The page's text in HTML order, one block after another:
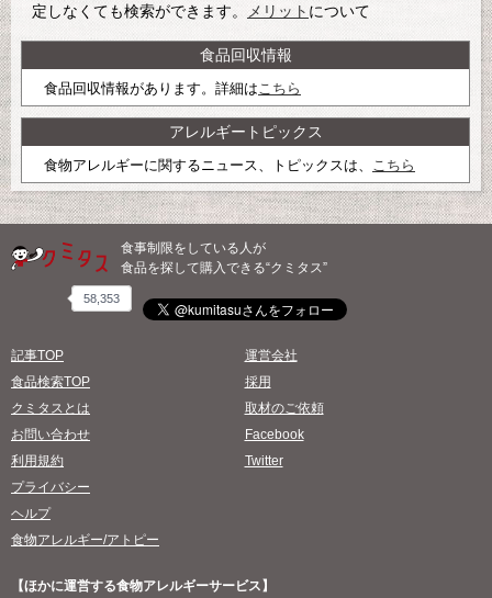
定しなくても検索ができます。
メリット について
食品回収情報
食品回収情報があります。詳細は こちら
アレルギートピックス
食物アレルギーに関するニュース、トピックスは、 こちら
食事制限をしている人が
食品を探して購入できる“クミタス”
58,353
記事TOP
食品検索TOP
クミタスとは
お問い合わせ
利用規約
プライバシー
ヘルプ
食物アレルギー/アトピー
運営会社
採用
取材のご依頼
Facebook
Twitter
【ほかに運営する食物アレルギーサービス】